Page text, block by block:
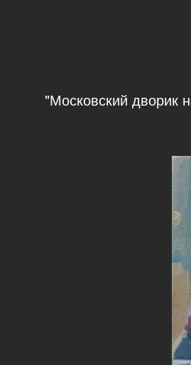
"Московский дворик